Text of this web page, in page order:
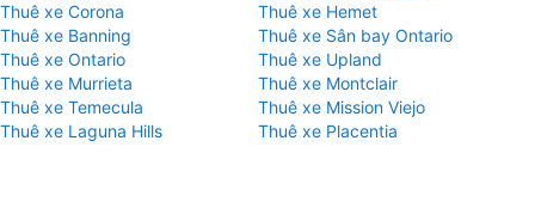
Thuê xe Corona
Thuê xe Hemet
Thuê xe Banning
Thuê xe Sân bay Ontario
Thuê xe Ontario
Thuê xe Upland
Thuê xe Murrieta
Thuê xe Montclair
Thuê xe Temecula
Thuê xe Mission Viejo
Thuê xe Laguna Hills
Thuê xe Placentia